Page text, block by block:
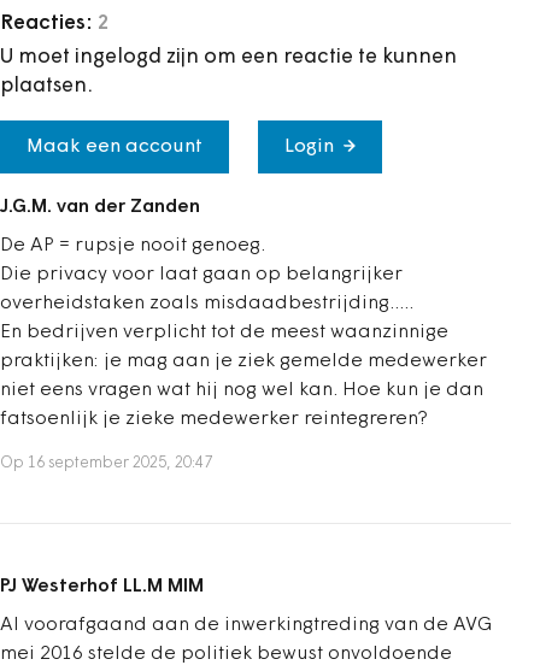
Reacties: 2
U moet ingelogd zijn om een reactie te kunnen
plaatsen.
Maak een account Login
J.G.M. van der Zanden
De AP = rupsje nooit genoeg.
Die privacy voor laat gaan op belangrijker
overheidstaken zoals misdaadbestrijding.....
En bedrijven verplicht tot de meest waanzinnige
praktijken: je mag aan je ziek gemelde medewerker
niet eens vragen wat hij nog wel kan. Hoe kun je dan
fatsoenlijk je zieke medewerker reintegreren?
Op 16 september 2025, 20:47
PJ Westerhof LL.M MIM
Al voorafgaand aan de inwerkingtreding van de AVG
mei 2016 stelde de politiek bewust onvoldoende